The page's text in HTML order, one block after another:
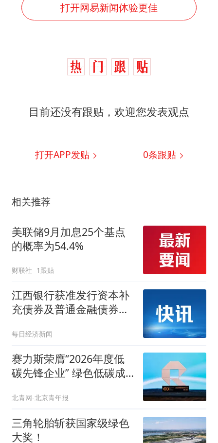
打开网易新闻体验更佳
目前还没有跟贴，欢迎您发表观点
打开APP发贴 0条跟贴
相关推荐
美联储9月加息25个基点
的概率为54.4%
财联社 1跟贴
江西银行获准发行资本补
充债券及普通金融债券；
持不超1.96%公司股份｜
金融早参
每日经济新闻
赛力斯荣膺“2026年度低
碳先锋企业” 绿色低碳成
北青网-北京青年报
三角轮胎斩获国家级绿色
大奖！